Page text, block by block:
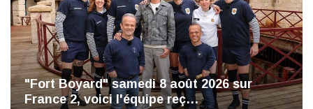
"Fort Boyard" samedi 8 août 2026 sur
France 2, voici l'équipe reç…